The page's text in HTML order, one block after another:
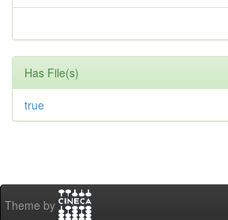
Has File(s)
true
Theme by